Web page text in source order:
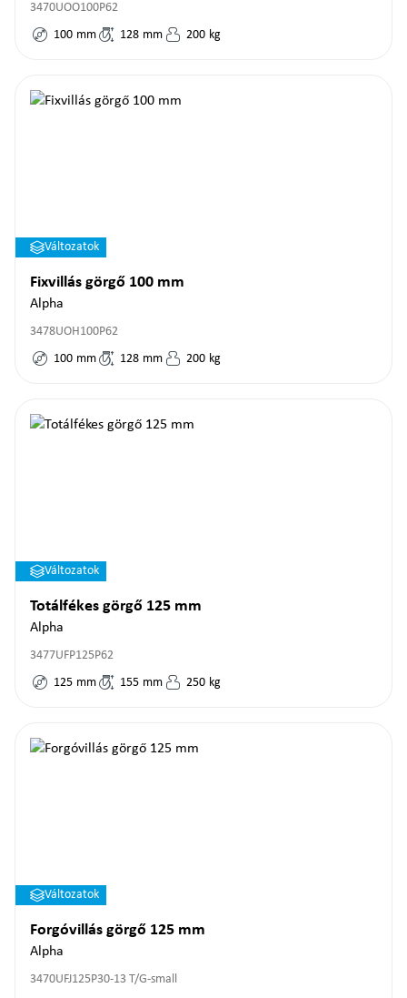
3470UOO100P62
100 mm 128 mm 200 kg
Változatok
Fixvillás görgő 100 mm
Alpha
3478UOH100P62
100 mm 128 mm 200 kg
Változatok
Totálfékes görgő 125 mm
Alpha
3477UFP125P62
125 mm 155 mm 250 kg
Változatok
Forgóvillás görgő 125 mm
Alpha
3470UFJ125P30-13 T/G-small